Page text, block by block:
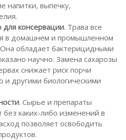
напитки, выпечку,
консервации. Трава все
в домашнем и промышленном
обладает бактерицидными
научно. Замена сахарозы
снижает риск порчи
и другими биологическими
. Сырье и препараты
без каких-либо изменений в
позволяет освободить